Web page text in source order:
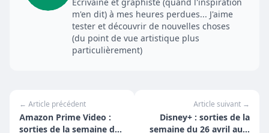
Écrivaine et graphiste (quand l'inspiration
m'en dit) à mes heures perdues... J'aime
tester et découvrir de nouvelles choses
(du point de vue artistique plus
particulièrement)
← Article précédent
Amazon Prime Video :
sorties de la semaine du
Article suivant →
Disney+ : sorties de la
semaine du 26 avril au 2